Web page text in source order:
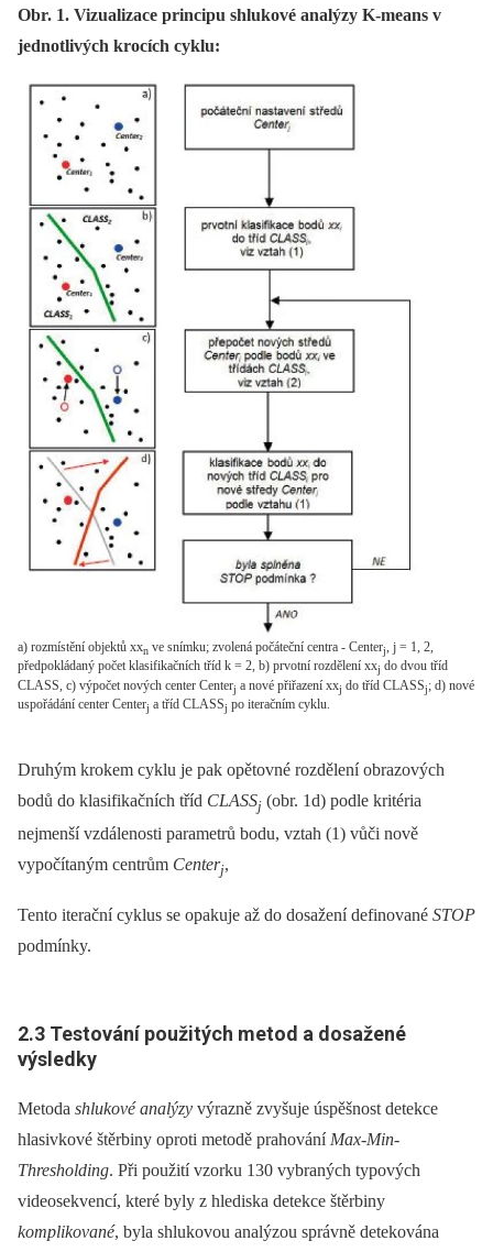
Obr. 1. Vizualizace principu shlukové analýzy K-means v
jednotlivých krocích cyklu:
a) rozmístění objektů xxn ve snímku; zvolená počáteční centra - Centerj, j = 1, 2,
předpokládaný počet klasifikačních tříd k = 2, b) prvotní rozdělení xxj do dvou tříd
CLASS, c) výpočet nových center Centerj a nové přiřazení xxj do tříd CLASSj; d) nové
uspořádání center Centerj a tříd CLASSj po iteračním cyklu.
Druhým krokem cyklu je pak opětovné rozdělení obrazových
bodů do klasifikačních tříd CLASSj (obr. 1d) podle kritéria
nejmenší vzdálenosti parametrů bodu, vztah (1) vůči nově
vypočítaným centrům Centerj,
Tento iterační cyklus se opakuje až do dosažení definované STOP
podmínky.
2.3 Testování použitých metod a dosažené
výsledky
Metoda shlukové analýzy výrazně zvyšuje úspěšnost detekce
hlasivkové štěrbiny oproti metodě prahování Max-Min-
Thresholding. Při použití vzorku 130 vybraných typových
videosekvencí, které byly z hlediska detekce štěrbiny
komplikované, byla shlukovou analýzou správně detekována